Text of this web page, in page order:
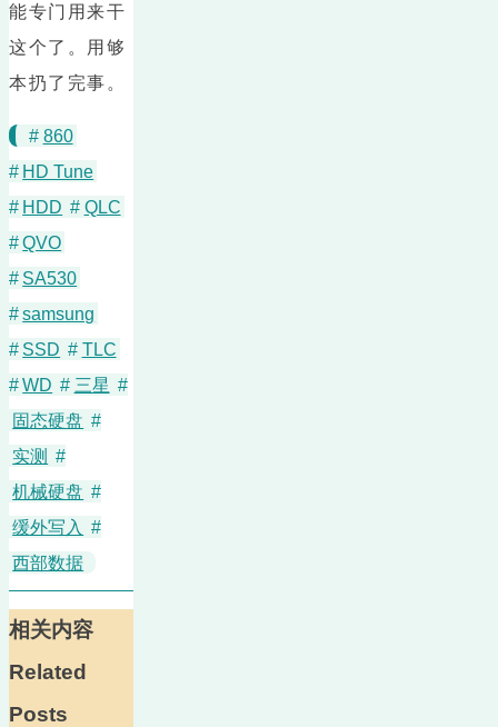
能专门用来干
这个了。用够
本扔了完事。
# 860
# HD Tune
# HDD # QLC
#QVO
# SA530
#samsung
# SSD # TLC
#WD # 三星 #
固态硬盘 #
实测
#
机械硬盘 #
缓外写入
#
西部数据
相关内容
Related
Posts